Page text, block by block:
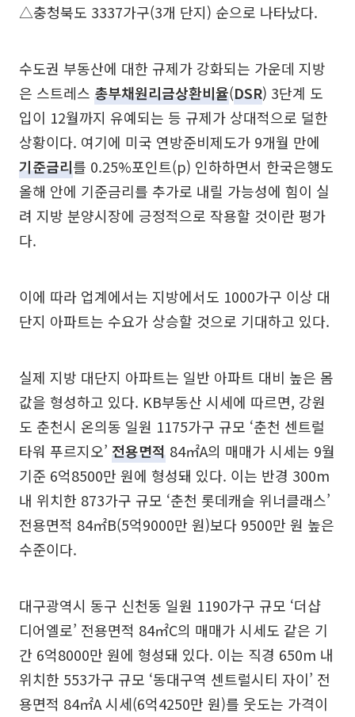
△충청북도 3337가구(3개 단지) 순으로 나타났다.
수도권 부동산에 대한 규제가 강화되는 가운데 지방
은 스트레스 총부채원리금상환비율(DSR) 3단계 도
입이 12월까지 유예되는 등 규제가 상대적으로 덜한
상황이다. 여기에 미국 연방준비제도가 9개월 만에
기준금리를 0.25%포인트(p) 인하하면서 한국은행도
올해 안에 기준금리를 추가로 내릴 가능성에 힘이 실
려 지방 분양시장에 긍정적으로 작용할 것이란 평가
다.
이에 따라 업계에서는 지방에서도 1000가구 이상 대
단지 아파트는 수요가 상승할 것으로 기대하고 있다.
실제 지방 대단지 아파트는 일반 아파트 대비 높은 몸
값을 형성하고 있다. KB부동산 시세에 따르면, 강원
도 춘천시 온의동 일원 1175가구 규모 ‘춘천 센트럴
타워 푸르지오’ 전용면적 84㎡A의 매매가 시세는 9월
기준 6억8500만 원에 형성돼 있다. 이는 반경 300m
내 위치한 873가구 규모 ‘춘천 롯데캐슬 위너클래스’
전용면적 84㎡B(5억9000만 원)보다 9500만 원 높은
수준이다.
대구광역시 동구 신천동 일원 1190가구 규모 ‘더샵
디어엘로’ 전용면적 84㎡C의 매매가 시세도 같은 기
간 6억8000만 원에 형성돼 있다. 이는 직경 650m 내
위치한 553가구 규모 ‘동대구역 센트럴시티 자이’ 전
용면적 84㎡A 시세(6억4250만 원)를 웃도는 가격이